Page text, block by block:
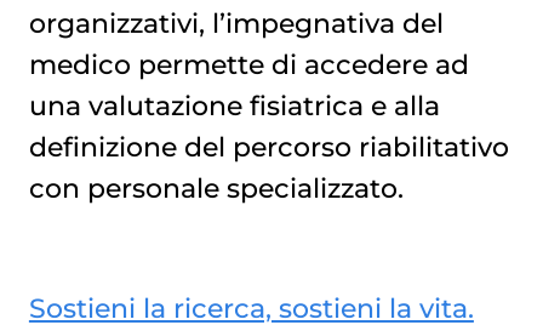
organizzativi, l’impegnativa del
medico permette di accedere ad
una valutazione fisiatrica e alla
definizione del percorso riabilitativo
con personale specializzato.
Sostieni la ricerca, sostieni la vita.